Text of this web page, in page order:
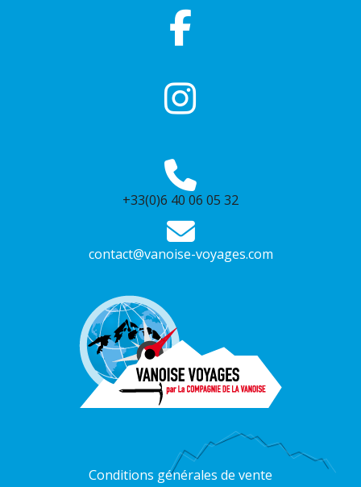
+33(0)6 40 06 05 32
contact@vanoise-voyages.com
Conditions générales de vente